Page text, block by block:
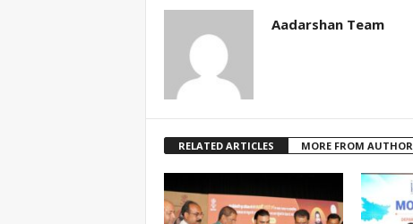
Aadarshan Team
RELATED ARTICLES MORE FROM AUTHOR